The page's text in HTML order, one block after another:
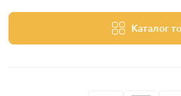
Каталог